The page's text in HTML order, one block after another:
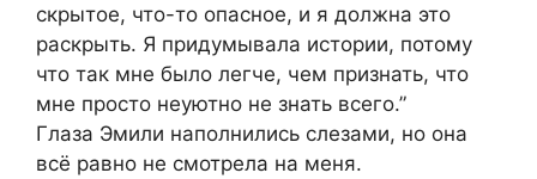
скрытое, что-то опасное, и я должна это
раскрыть. Я придумывала истории, потому
что так мне было легче, чем признать, что
мне просто неуютно не знать всего.”
Глаза Эмили наполнились слезами, но она
всё равно не смотрела на меня.